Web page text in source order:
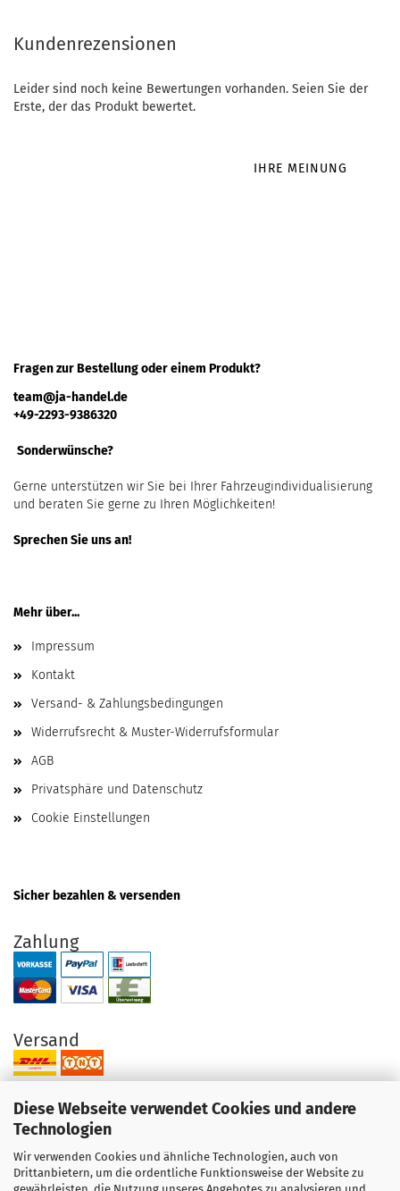
Diese Webseite verwendet Cookies und andere
Technologien
Wir verwenden Cookies und ähnliche Technologien, auch von
Drittanbietern, um die ordentliche Funktionsweise der Website zu
gewährleisten, die Nutzung unseres Angebotes zu analysieren und
Kundenrezensionen
Leider sind noch keine Bewertungen vorhanden. Seien Sie der
Erste, der das Produkt bewertet.
IHRE MEINUNG
Fragen zur Bestellung oder einem Produkt?
team@ja-handel.de
+49-2293-9386320
Sonderwünsche?
Gerne unterstützen wir Sie bei Ihrer Fahrzeugindividualisierung
und beraten Sie gerne zu Ihren Möglichkeiten!
Sprechen Sie uns an!
Mehr über...
Impressum
Kontakt
Versand- & Zahlungsbedingungen
Widerrufsrecht & Muster-Widerrufsformular
AGB
Privatsphäre und Datenschutz
Cookie Einstellungen
Sicher bezahlen & versenden
Zahlung
Versand
Ihre Vorteile bei uns